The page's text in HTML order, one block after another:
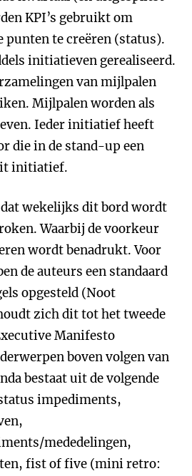
KPI’s gebruikt om
punten te creëren (status).
initiatieven gerealiseerd.
van mijlpalen
Mijlpalen worden als
Ieder initiatief heeft
die in de stand-up een
initiatief.
dat wekelijks dit bord wordt
Waarbij de voorkeur
wordt benadrukt. Voor
de auteurs een standaard
opgesteld (Noot
zich dit tot het tweede
Manifesto
boven volgen van
bestaat uit de volgende
impediments,
mededelingen,
fist of five (mini retro: